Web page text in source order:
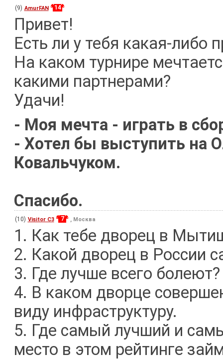
(9) AmurFAN 14
Привет!
Есть ли у тебя какая-либо
На каком турнире
какими партнерами?
Удачи!
- Моя мечта - играть в
- Хотел бы выступить на
Ковальчуком.
Спасибо.
(10) Visitor C3 7 , Москва
1. Как тебе дворец в
2. Какой дворец в России
3. Где лучше всего болеют?
4. В каком дворце
виду инфраструктуру.
5. Где самый лучший и
место в этом рейтинге